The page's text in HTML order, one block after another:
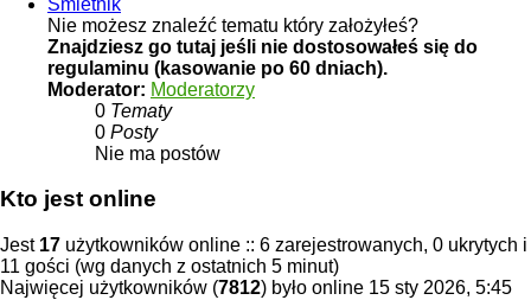
Nie możesz znaleźć tematu który założyłeś?
Znajdziesz go tutaj jeśli nie dostosowałeś się do
regulaminu (kasowanie po 60 dniach).
Moderator: Moderatorzy
0 Tematy
0 Posty
Nie ma postów
Kto jest online
Jest 17 użytkowników online :: 6 zarejestrowanych, 0 ukrytych i
11 gości (wg danych z ostatnich 5 minut)
Najwięcej użytkowników (7812) było online 15 sty 2026, 5:45